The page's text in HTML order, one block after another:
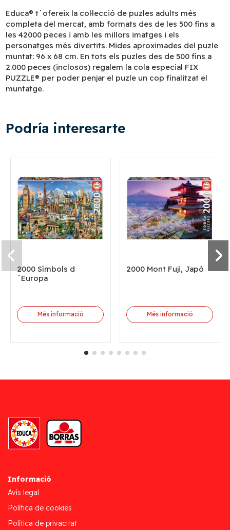
Educa® t´ofereix la col·lecció de puzles adults més
completa del mercat, amb formats des de les 500 fins a
les 42000 peces i amb les millors imatges i els
personatges més divertits. Mides aproximades del puzle
muntat: 96 x 68 cm. En tots els puzles des de 500 fins a
2.000 peces (inclosos) regalem la cola especial FIX
PUZZLE® per poder penjar el puzle un cop finalitzat el
muntatge.
Podría interesarte
2000 Símbols d
´Europa
Més informació
2000 Mont Fuji, Japó
Més informació
Informació
Avís legal
Política de cookies
Política de privacitat